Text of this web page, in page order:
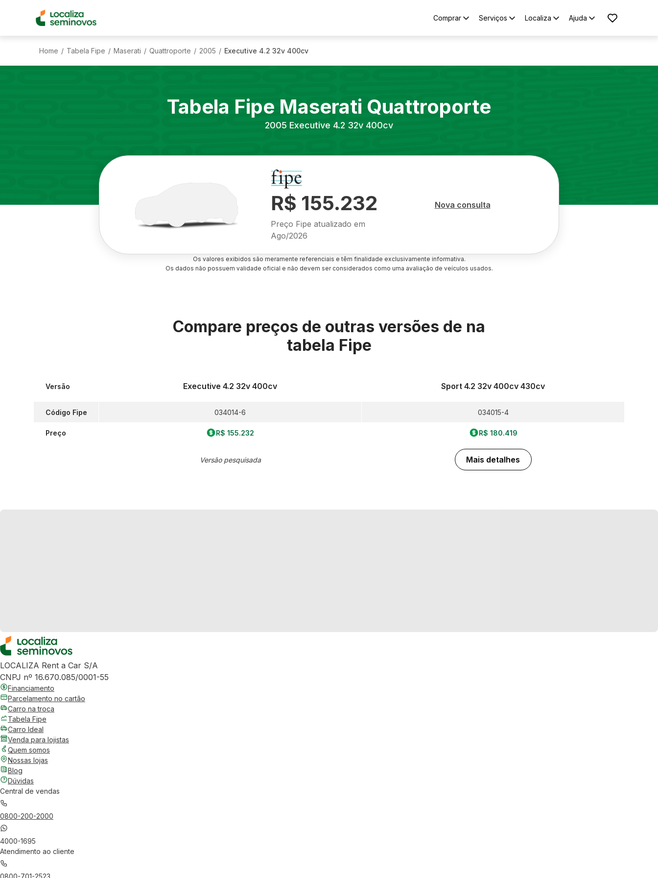
Comprar Serviços Localiza Ajuda
Home / Tabela Fipe / Maserati / Quattroporte / 2005 / Executive 4.2 32v 400cv
Tabela Fipe Maserati Quattroporte
2005 Executive 4.2 32v 400cv
R$ 155.232
Preço Fipe atualizado em
Ago/2026
Nova consulta
Os valores exibidos são meramente referenciais e têm finalidade exclusivamente informativa.
Os dados não possuem validade oficial e não devem ser considerados como uma avaliação de veículos usados.
Compare preços de outras versões de na
tabela Fipe
Versão
Código Fipe
Preço
Executive 4.2 32v 400cv
034014-6
R$ 155.232
Versão pesquisada
Sport 4.2 32v 400cv 430cv
034015-4
R$ 180.419
Mais detalhes
LOCALIZA Rent a Car S/A
CNPJ nº 16.670.085/0001-55
Financiamento
Parcelamento no cartão
Carro na troca
Tabela Fipe
Carro Ideal
Venda para lojistas
Quem somos
Nossas lojas
Blog
Dúvidas
Central de vendas
0800-200-2000
4000-1695
Atendimento ao cliente
0800-701-2523